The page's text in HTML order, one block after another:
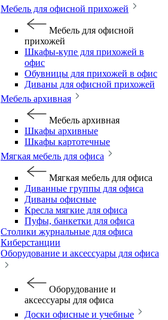
Мебель для офисной прихожей
Мебель для офисной
прихожей
Шкафы-купе для прихожей в
офис
Обувницы для прихожей в офис
Диваны для офисной прихожей
Мебель архивная
Мебель архивная
Шкафы архивные
Шкафы картотечные
Мягкая мебель для офиса
Мягкая мебель для офиса
Диванные группы для офиса
Диваны офисные
Кресла мягкие для офиса
Пуфы, банкетки для офиса
Столики журнальные для офиса
Киберстанции
Оборудование и аксессуары для офиса
Оборудование и
аксессуары для офиса
Доски офисные и учебные